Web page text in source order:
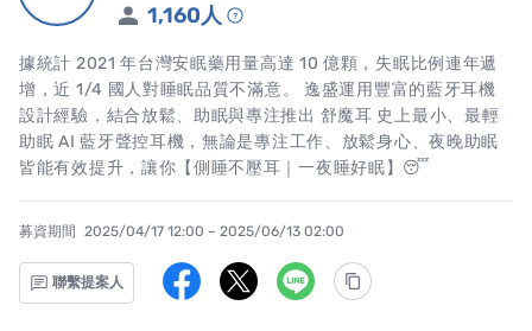
1,160人
據統計 2021 年台灣安眠藥用量高達 10 億顆，失眠比例連年遞
增，近 1/4 國人對睡眠品質不滿意。 逸盛運用豐富的藍牙耳機
設計經驗，結合放鬆、助眠與專注推出 舒魔耳 史上最小、最輕
助眠 AI 藍牙聲控耳機，無論是專注工作、放鬆身心、夜晚助眠
皆能有效提升，讓你【側睡不壓耳｜一夜睡好眠】😴
募資期間 2025/04/17 12:00 – 2025/06/13 02:00
聯繫提案人